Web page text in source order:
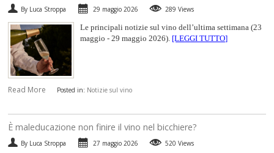
SPUMANTI
DESSERT
NON SOLO VINO
CLUBWINESHOP.IT
By Luca Stroppa 29 maggio 2026 289 Views
Le principali notizie sul vino dell’ultima settimana (23
maggio - 29 maggio 2026). [LEGGI TUTTO]
Read More Posted in: Notizie sul vino
È maleducazione non finire il vino nel bicchiere?
By Luca Stroppa 27 maggio 2026 520 Views